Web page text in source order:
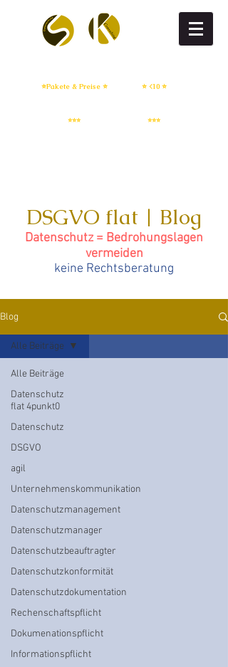
⭐Pakete & Preise ⭐ ⭐ <10 ⭐
⭐⭐⭐ ⭐⭐⭐
DSGVO flat | Blog
Datenschutz = Bedrohungslagen
vermeiden
keine Rechtsberatung
Blog
Alle Beiträge
Datenschutz
flat 4punkt0
Datenschutz
DSGVO
agil
Unternehmenskommunikation
Datenschutzmanagement
Datenschutzmanager
Datenschutzbeauftragter
Datenschutzkonformität
Datenschutzdokumentation
Rechenschaftspflicht
Dokumenationspflicht
Informationspflicht
Alle Beiträge